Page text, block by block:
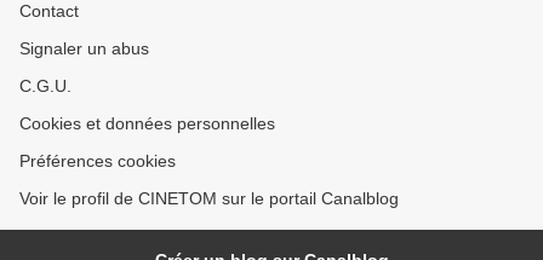
Contact
Signaler un abus
C.G.U.
Cookies et données personnelles
Préférences cookies
Voir le profil de CINETOM sur le portail Canalblog